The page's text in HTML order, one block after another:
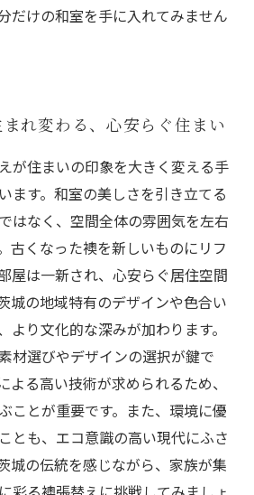
だけの和室を手に入れてみません
れ変わる、心安らぐ住まい
が住まいの印象を大きく変える手
ます。和室の美しさを引き立てる
はなく、空間全体の雰囲気を左右
古くなった襖を新しいものにリフ
屋は一新され、心安らぐ居住空間
城の地域特有のデザインや色合い
より文化的な深みが加わります。
材選びやデザインの選択が鍵で
よる高い技術が求められるため、
ことが重要です。また、環境に優
とも、エコ意識の高い現代にふさ
城の伝統を感じながら、家族が集